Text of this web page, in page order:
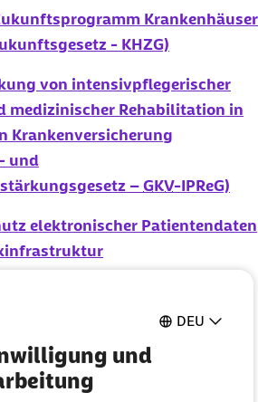
DEU
und
Krankenhäuser
- KHZG)
von intensivpflegerischer
medizinischer Rehabilitation in
Krankenversicherung
und
– GKV-IPReG)
elektronischer Patientendaten
Gesetz – PDSG)
Anspruch auf Testung in Bezug
Erregernachweis des
CoV-2
– TestV)